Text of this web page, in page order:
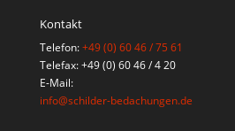
Kontakt
Telefon:+49 (0) 60 46 / 75 61
Telefax: +49 (0) 60 46 / 4 20
E-Mail:
info@schilder-bedachungen.de